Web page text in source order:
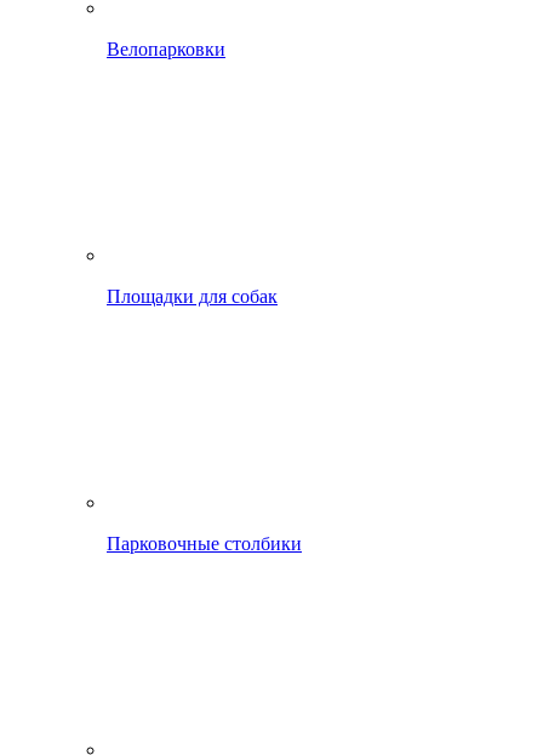
Велопарковки
Площадки для собак
Парковочные столбики